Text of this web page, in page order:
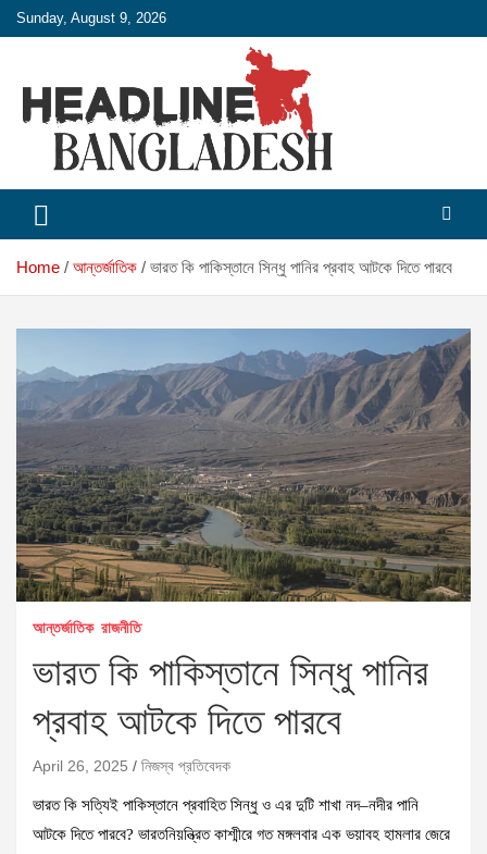
Skip
to
Sunday, August 9, 2026
Headline Bangladesh
Home আন্তর্জাতিক ভারত কি পাকিস্তানে সিন্ধু পানির প্রবাহ আটকে দিতে পারবে
আন্তর্জাতিক রাজনীতি
ভারত কি পাকিস্তানে সিন্ধু পানির
প্রবাহ আটকে দিতে পারবে
April 26, 2025 নিজস্ব প্রতিবেদক
ভারত কি সত্যিই পাকিস্তানে প্রবাহিত সিন্ধু ও এর দুটি শাখা নদ–নদীর পানি
আটকে দিতে পারবে? ভারতনিয়ন্ত্রিত কাশ্মীরে গত মঙ্গলবার এক ভয়াবহ হামলার জেরে